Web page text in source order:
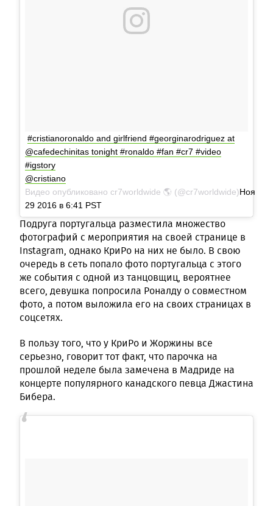
#cristianoronaldo and girlfriend #georginarodriguez at
@cafedechinitas tonight #ronaldo #fan #cr7 #video
#igstory
@cristiano
Видео опубликовано cr7worldwide 🌎 (@cr7worldwide)Ноя
29 2016 в 6:41 PST
Подруга португальца разместила множество
фотографий с мероприятия на своей странице в
Instagram, однако КриРо на них не было. В свою
очередь в сеть попало фото португальца с этого
же события с одной из танцовщиц, вероятнее
всего, девушка попросила Роналду о совместном
фото, а потом выложила его на своих страницах в
соцсетях.
В пользу того, что у КриРо и Жоржины все
серьезно, говорит тот факт, что парочка на
прошлой неделе была замечена в Мадриде на
концерте популярного канадского певца Джастина
Бибера.